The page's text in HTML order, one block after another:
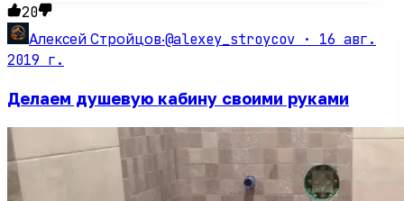
20
Алексей Стройцов·@alexey_stroycov · 16 авг.
2019 г.
Делаем душевую кабину своими руками